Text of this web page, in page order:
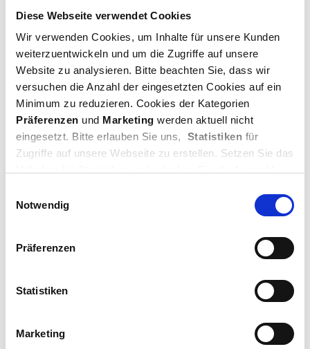
Diese Webseite verwendet Cookies
Wir verwenden Cookies, um Inhalte für unsere Kunden
weiterzuentwickeln und um die Zugriffe auf unsere
Website zu analysieren. Bitte beachten Sie, dass wir
versuchen die Anzahl der eingesetzten Cookies auf ein
Minimum zu reduzieren. Cookies der Kategorien
Präferenzen und Marketing werden aktuell nicht
eingesetzt. Bitte erlauben Sie uns, Statistiken für
Zugriffe auf unsere Webseite zu erstellen. Setzen Sie das
Unterstützung.
Notwendig
Präferenzen
Statistiken
Marketing